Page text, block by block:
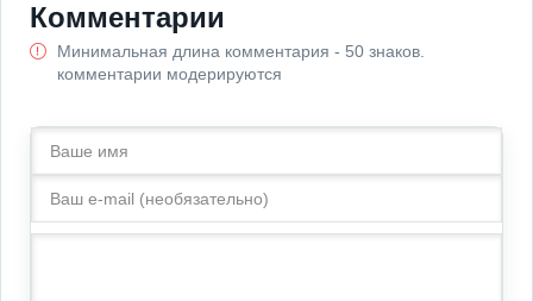
Комментарии
Минимальная длина комментария - 50 знаков.
комментарии модерируются